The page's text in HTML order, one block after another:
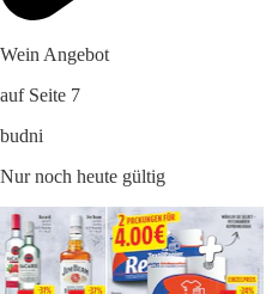
Wein Angebot
auf Seite 7
budni
Nur noch heute gültig